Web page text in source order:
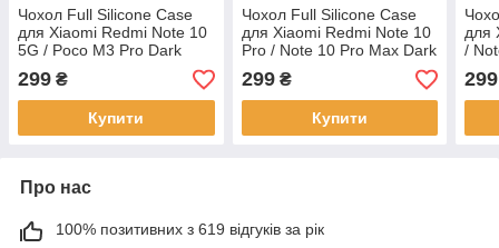
Чохол Full Silicone Case
для Xiaomi Redmi Note 10
5G / Poco M3 Pro Dark
Olive
299 ₴
Купити
Чохол Full Silicone Case
для Xiaomi Redmi Note 10
Pro / Note 10 Pro Max Dark
Olive
299₴
Купити
для
/
299
Про нас
100% позитивних з 619 відгуків за рік